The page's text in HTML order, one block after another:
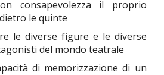
consapevolezza il proprio
le quinte
le diverse figure e le diverse
del mondo teatrale
di memorizzazione di un